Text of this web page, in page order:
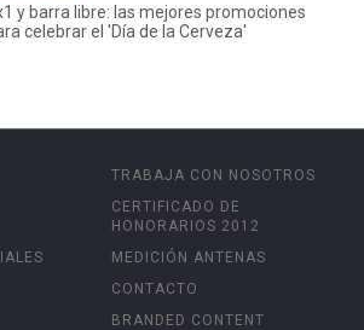
y barra libre: las mejores promociones
celebrar el 'Día de la Cerveza'
TRABAJA CON NOSOTROS
CERTIFICADO DE
HONORARIOS 2012
MEDICIÓN ANTENAS
CONTACTO
BRANDED CONTENT